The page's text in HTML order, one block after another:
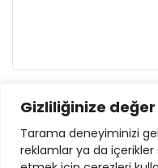
Gizliliğinize
Tarama deneyiminizi
reklamlar ya da